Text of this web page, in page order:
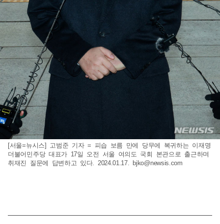
[서울=뉴시스] 고범준 기자 = 피습 보름 만에 당무에 복귀하는 이재명
더불어민주당 대표가 17일 오전 서울 여의도 국회 본관으로 출근하며
취재진 질문에 답변하고 있다. 2024.01.17.
bjko@newsis.com